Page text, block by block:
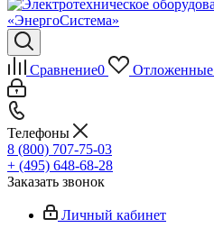
Сравнение0 Отложенные
Телефоны
8 (800) 707-75-03
+ (495) 648-68-28
Заказать звонок
Личный кабинет